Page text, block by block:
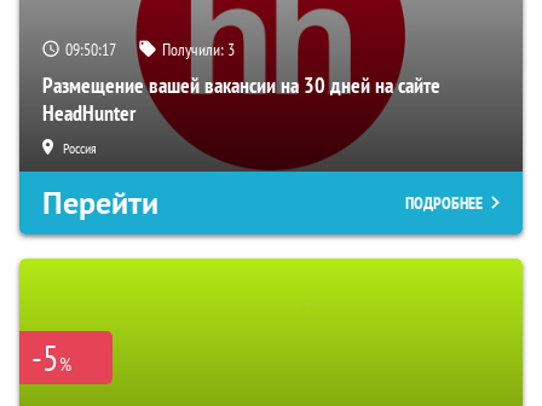
09:50:16 Получили: 3
Размещение вашей вакансии на 30 дней на сайте
HeadHunter
Россия
Перейти ПОДРОБНЕЕ
-5%